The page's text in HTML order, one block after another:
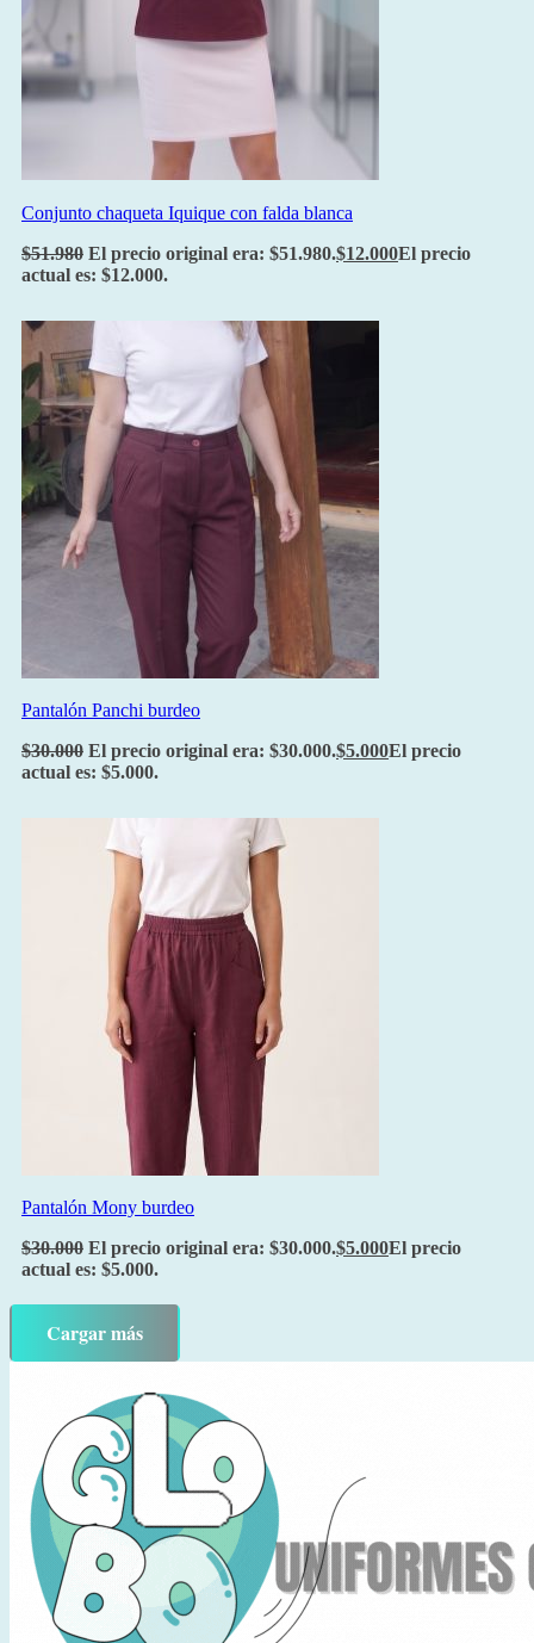
Conjunto chaqueta Iquique con falda blanca
$51.980 El precio original era: $51.980.$12.000El precio
actual es: $12.000.
Pantalón Panchi burdeo
$30.000 El precio original era: $30.000.$5.000El precio
actual es: $5.000.
Pantalón Mony burdeo
$30.000 El precio original era: $30.000.$5.000El precio
actual es: $5.000.
Cargar más